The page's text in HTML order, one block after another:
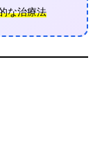
な治療法